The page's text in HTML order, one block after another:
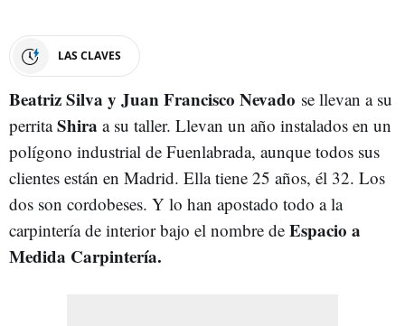
LAS CLAVES
Beatriz Silva y Juan Francisco Nevado se llevan a su
perritaShira a su taller. Llevan un año instalados en un
polígono industrial de Fuenlabrada, aunque todos sus
clientes están en Madrid. Ella tiene 25 años, él 32. Los
dos son cordobeses. Y lo han apostado todo a la
carpintería de interior bajo el nombre de Espacio a
Medida Carpintería.